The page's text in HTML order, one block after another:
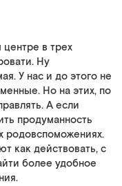
в трех
Ну
У нас и до этого не
Но на этих, по
А если
продуманность
родовспоможениях.
как действовать, с
более удобное